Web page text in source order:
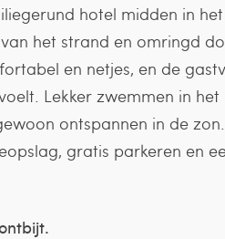
hotel midden in
het strand en omringd
en netjes, en de
Lekker zwemmen in
ontspannen in de
gratis parkeren en